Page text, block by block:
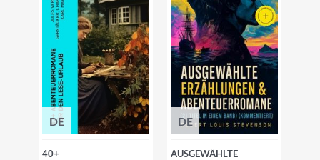
DE
40+
DE
AUSGEWÄHLTE